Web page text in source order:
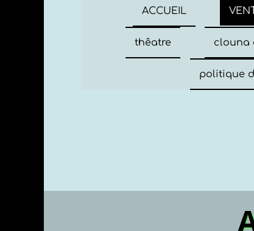
ACCUEIL
thêatre clouna
politique